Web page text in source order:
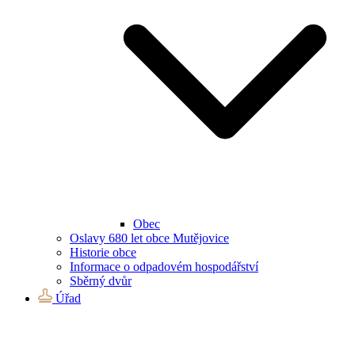
Obec
Oslavy 680 let obce Mutějovice
Historie obce
Informace o odpadovém hospodářství
Sběrný dvůr
Úřad